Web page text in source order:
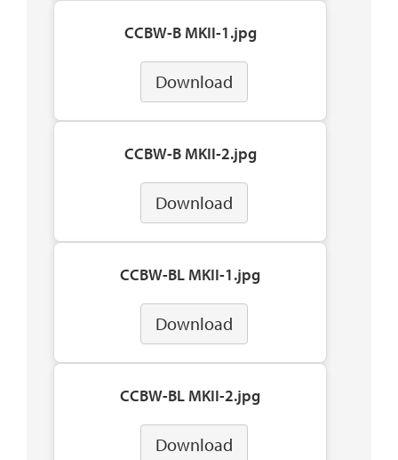
CCBW-B MKII-1.jpg
Download
CCBW-B MKII-2.jpg
Download
CCBW-BL MKII-1.jpg
Download
CCBW-BL MKII-2.jpg
Download